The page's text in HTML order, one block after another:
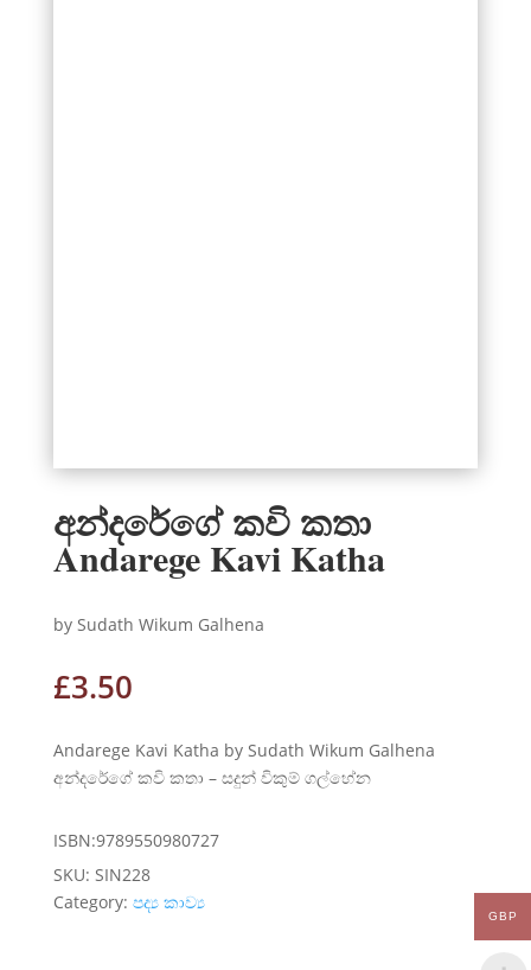
අන්දරේගේ කවි කතා
Andarege Kavi Katha
by Sudath Wikum Galhena
£3.50
Andarege Kavi Katha by Sudath Wikum Galhena
අන්දරේගේ කවි කතා – සදුන් විකුම් ගල්හේන
ISBN:9789550980727
SKU: SIN228
Category: පද්‍ය කාව්‍ය
GBP